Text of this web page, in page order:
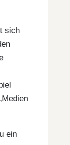
sich
ein